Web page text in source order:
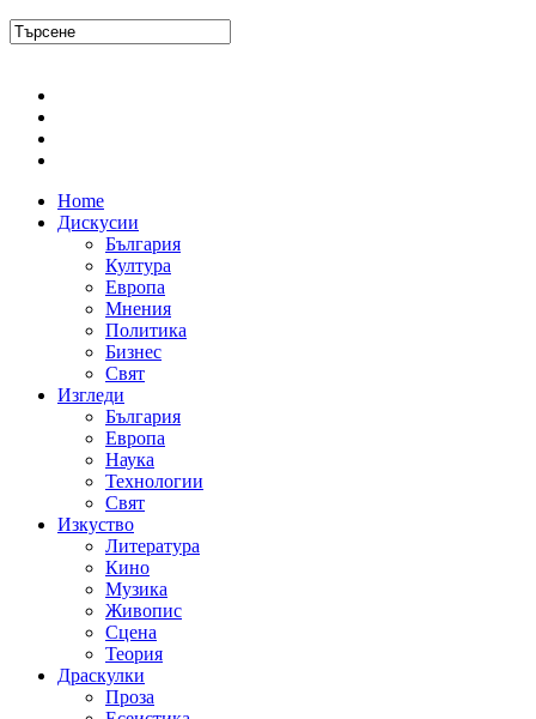
Home
Дискусии
България
Култура
Европа
Мнения
Политика
Бизнес
Свят
Изгледи
България
Европа
Наука
Технологии
Свят
Изкуство
Литература
Кино
Музика
Живопис
Сцена
Теория
Драскулки
Проза